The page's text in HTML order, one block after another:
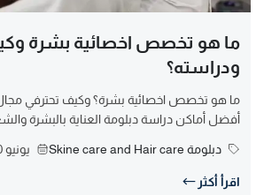
ما هو تخصص اخصائية بشرة
ودراسته؟
ما هو تخصص اخصائية بشرة؟ وكيف تحترفي
أفضل أماكن دراسة دبلومة العناية بالبشرة
دبلومة Skine care and Hair care يونيو 20, 2026
اقرأ أكثر